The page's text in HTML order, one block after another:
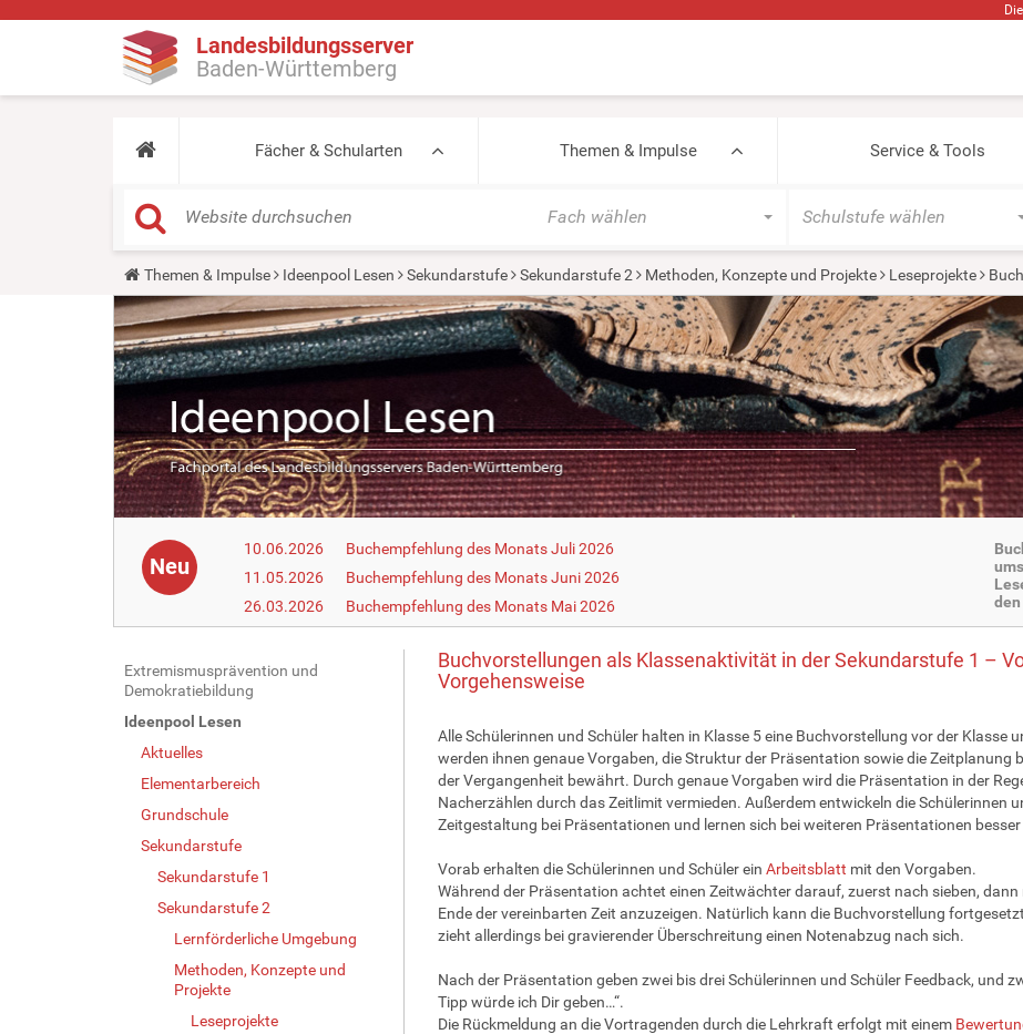
Landesbildungsserver
Baden-Württemberg
Fächer & Schularten Themen & Impulse Service & Tools
Fach wählen Schulstufe wählen
Y
o
u
a
r
e
h
e
:
Themen & Impulse Ideenpool Lesen Sekundarstufe Sekundarstufe 2 Methoden, Konzepte und Projekte Leseprojekte
Neu
10.06.2026
Buchempfehlung des Monats Juli 2026
11.05.2026
Buchempfehlung des Monats Juni 2026
26.03.2026
Buchempfehlung des Monats Mai 2026
N
a
v
Extremismusprävention und
Demokratiebildung
Ideenpool Lesen
Aktuelles
Elementarbereich
Grundschule
Sekundarstufe
Sekundarstufe 1
Sekundarstufe 2
Lernförderliche Umgebung
Methoden, Konzepte und
Projekte
Leseprojekte
Buchvorstellungen als Klassenaktivität in der Sekundarstufe 1 –
Vorgehensweise
Alle Schülerinnen und Schüler halten in Klasse 5 eine Buchvorstellung vor der Klasse
werden ihnen genaue Vorgaben, die Struktur der Präsentation sowie die Zeitplanung
der Vergangenheit bewährt. Durch genaue Vorgaben wird die Präsentation in der
Nacherzählen durch das Zeitlimit vermieden. Außerdem entwickeln die Schülerinnen
Zeitgestaltung bei Präsentationen und lernen sich bei weiteren Präsentationen
Vorab erhalten die Schülerinnen und Schüler ein Arbeitsblatt mit den Vorgaben.
Während der Präsentation achtet einen Zeitwächter darauf, zuerst nach sieben,
Ende der vereinbarten Zeit anzuzeigen. Natürlich kann die Buchvorstellung
zieht allerdings bei gravierender Überschreitung einen Notenabzug nach sich.
Nach der Präsentation geben zwei bis drei Schülerinnen und Schüler Feedback, und
Tipp würde ich Dir geben…“.
Die Rückmeldung an die Vortragenden durch die Lehrkraft erfolgt mit einem